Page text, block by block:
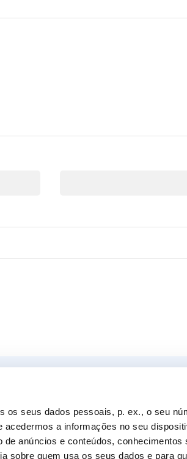
os seus dados pessoais, p. ex., o seu
a informações no seu
anúncios e conteúdos, conhecimentos
sobre quem usa os seus dados e para
Sobre a Ceys